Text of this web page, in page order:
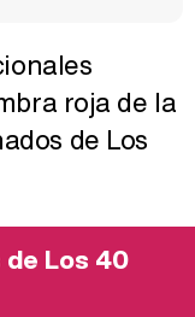
roja de la
de Los
de Los 40